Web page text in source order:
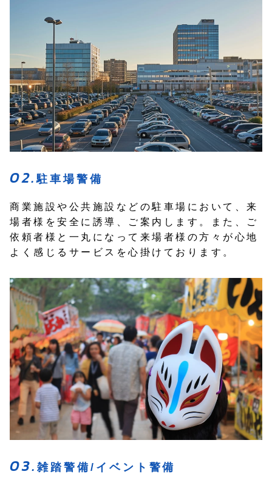
駐車場警備
商業施設や公共施設などの駐車場において、来
場者様を安全に誘導、ご案内します。また、ご
依頼者様と一丸になって来場者様の方々が心地
よく感じるサービスを心掛けております。
雑踏警備/イベント警備